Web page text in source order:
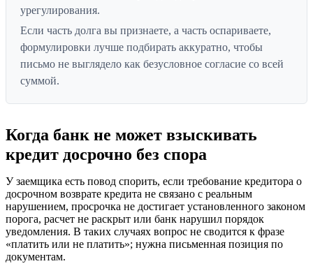
урегулирования.
Если часть долга вы признаете, а часть оспариваете,
формулировки лучше подбирать аккуратно, чтобы
письмо не выглядело как безусловное согласие со всей
суммой.
Когда банк не может взыскивать
кредит досрочно без спора
У заемщика есть повод спорить, если требование кредитора о
досрочном возврате кредита не связано с реальным
нарушением, просрочка не достигает установленного законом
порога, расчет не раскрыт или банк нарушил порядок
уведомления. В таких случаях вопрос не сводится к фразе
«платить или не платить»; нужна письменная позиция по
документам.